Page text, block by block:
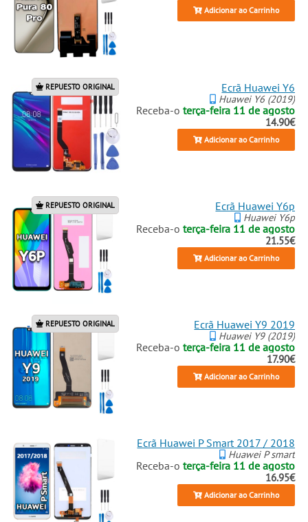
Adicionar ao Carrinho
REPUESTO ORIGINAL Ecrã Huawei Y6
Huawei Y6 (2019)
Receba-oterça-feira 11 de agosto
14.90€
Adicionar ao Carrinho
REPUESTO ORIGINAL Ecrã Huawei Y6p
Huawei Y6p
Receba-oterça-feira 11 de agosto
21.55€
Adicionar ao Carrinho
REPUESTO ORIGINAL Ecrã Huawei Y9 2019
Huawei Y9 (2019)
Receba-oterça-feira 11 de agosto
17.90€
Adicionar ao Carrinho
Ecrã Huawei P Smart 2017 / 2018
Huawei P smart
Receba-oterça-feira 11 de agosto
16.95€
Adicionar ao Carrinho